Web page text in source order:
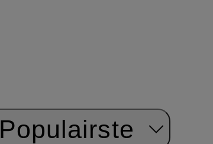
Populairste